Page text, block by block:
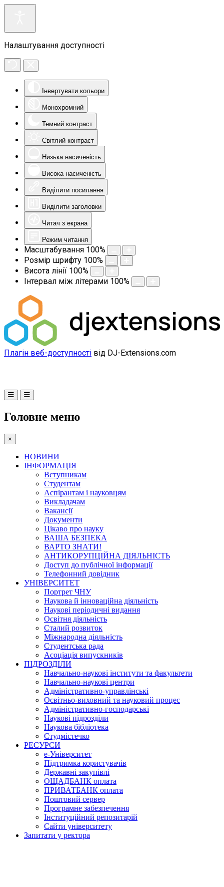
Налаштування доступності
Інвертувати кольори
Монохромний
Темний контраст
Світлий контраст
Низька насиченість
Висока насиченість
Виділити посилання
Виділити заголовки
Читач з екрана
Режим читання
Масштабування 100%
Розмір шрифту 100%
Висота лінії 100%
Інтервал між літерами 100%
Плагін веб-доступності від DJ-Extensions.com
Головне меню
×
НОВИНИ
ІНФОРМАЦІЯ
Вступникам
Студентам
Аспірантам і науковцям
Викладачам
Вакансії
Документи
Цікаво про науку
ВАША БЕЗПЕКА
ВАРТО ЗНАТИ!
АНТИКОРУПЦІЙНА ДІЯЛЬНІСТЬ
Доступ до публічної інформації
Телефонний довідник
УНІВЕРСИТЕТ
Портрет ЧНУ
Наукова й інноваційна діяльність
Наукові періодичні видання
Освітня діяльність
Сталий розвиток
Міжнародна діяльність
Студентська рада
Асоціація випускників
ПІДРОЗДІЛИ
Навчально-наукові інститути та факультети
Навчально-наукові центри
Адміністративно-управлінські
Освітньо-виховний та науковий процес
Адміністративно-господарські
Наукові підрозділи
Наукова бібліотека
Студмістечко
РЕСУРСИ
е-Університет
Підтримка користувачів
Державні закупівлі
ОЩАДБАНК оплата
ПРИВАТБАНК оплата
Поштовий сервер
Програмне забезпечення
Інституційний репозитарій
Сайти університету
Запитати у ректора